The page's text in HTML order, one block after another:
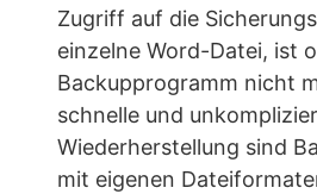
Zugriff auf die
einzelne Word-Datei, ist
Backupprogramm nicht
schnelle und
Wiederherstellung sind
mit eigenen